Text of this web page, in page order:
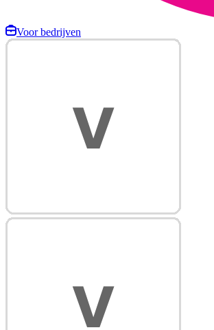
Voor bedrijven